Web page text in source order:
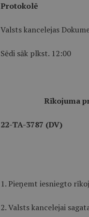
Protokolē
Valsts kancelejas
Sēdi sāk plkst. 12:00
Rīkojuma
22-TA-3787 (DV)
1. Pieņemt iesniegto
2. Valsts kancelejai